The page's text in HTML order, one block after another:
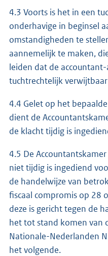
4.3 Voorts is het in een
onderhavige in beginsel
omstandigheden te
aannemelijk te maken,
leiden dat de
tuchtrechtelijk
4.4 Gelet op het
dient de
de klacht tijdig is
4.5 De
niet tijdig is ingediend
de handelwijze van
fiscaal compromis op 28
deze is gericht tegen de
het tot stand komen van
Nationale-Nederlanden
het volgende.